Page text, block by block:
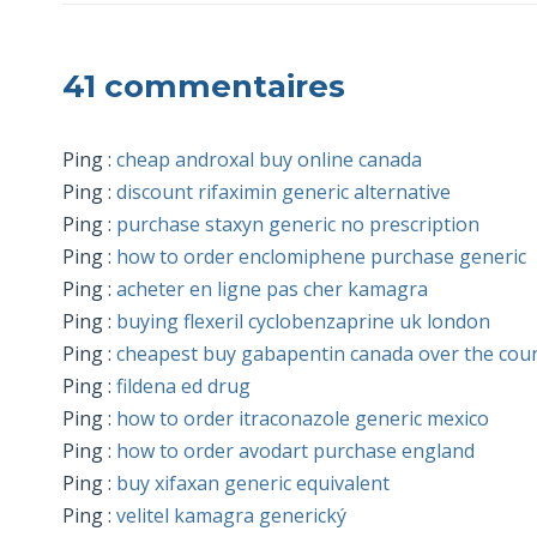
41 commentaires
Ping : cheap androxal buy online canada
Ping : discount rifaximin generic alternative
Ping : purchase staxyn generic no prescription
Ping : how to order enclomiphene purchase generic
Ping : acheter en ligne pas cher kamagra
Ping : buying flexeril cyclobenzaprine uk london
Ping : cheapest buy gabapentin canada over the
Ping : fildena ed drug
Ping : how to order itraconazole generic mexico
Ping : how to order avodart purchase england
Ping : buy xifaxan generic equivalent
Ping : velitel kamagra generický